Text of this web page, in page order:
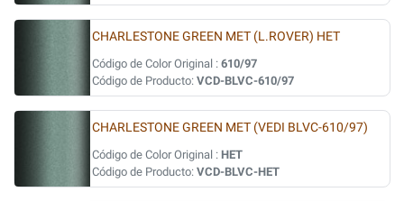
CHARLESTONE GREEN MET (L.ROVER) HET
Código de Color Original : 610/97
Código de Producto: VCD-BLVC-610/97
CHARLESTONE GREEN MET (VEDI BLVC-610/97)
Código de Color Original : HET
Código de Producto: VCD-BLVC-HET